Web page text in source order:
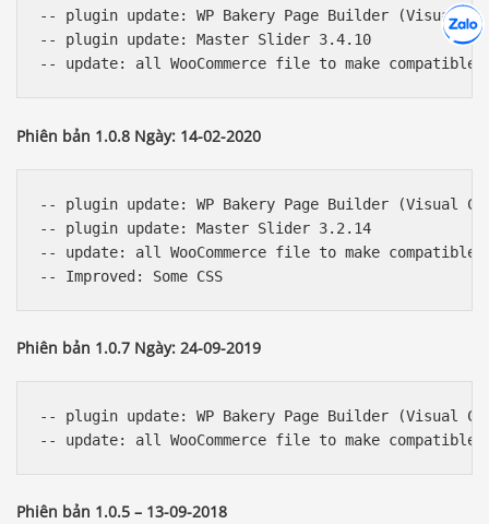
-- plugin update: WP Bakery Page Builder (Visual
-- plugin update: Master Slider 3.4.10
Phiên bản 1.0.8 Ngày: 14-02-2020
-- plugin update: WP Bakery Page Builder (Visual
-- plugin update: Master Slider 3.2.14
-- update: all WooCommerce file to make
Phiên bản 1.0.7 Ngày: 24-09-2019
-- plugin update: WP Bakery Page Builder (Visual
Phiên bản 1.0.5 – 13-09-2018
Chát
Hợp tác